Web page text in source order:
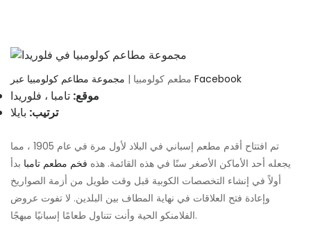
مطعم كولومبيا | مجموعة مطاعم كولومبيا عبر Facebook
موقع: تامبا ، فلوريدا
ترتيب: بايلا
تم افتتاح أقدم مطعم إسباني في البلاد لأول مرة في عام 1905 ، مما
يجعله أحد الأماكن الأصغر سنًا في هذه القائمة. هذه فخم مطعم تامبا بدأ
أولاً في إنشاء التخصصات الكوبية قبل وقت طويل من أزمة الصواريخ
وإعادة فتح العلاقات في نهاية المطاف بين البلدين. لا تفوت عروض
الفلامنكو الحية وأنت تتناول طعامًا إسبانيًا مبهجًا.